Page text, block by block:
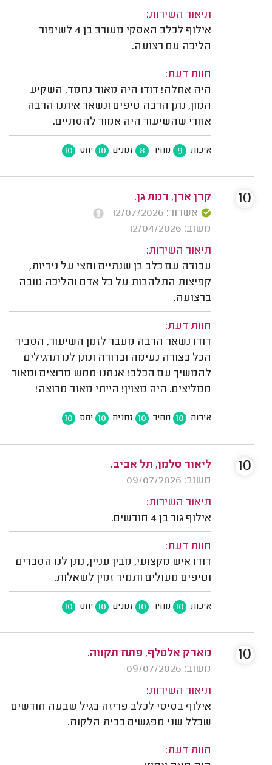
תיאור השירות:
אילוף לכלב האסקי מעורב בן 4 לשיפור
הליכה עם רצועה.
חוות דעת:
היה אחלה! דודו היה מאוד נחמד, השקיע
המון, נתן הרבה טיפים ונשאר איתנו הרבה
אחרי שהשיעור היה אמור להסתיים.
איכות 9 מחיר 8 זמנים 10 יחס 10
קרן ארן, רמת גן.
אשרור: 12/07/2026
משוב: 12/04/2026
תיאור השירות:
עבודה עם כלב בן שנתיים וחצי על נידיות,
קפיצות התלהבות על כל אדם והליכה טובה
ברצועה.
חוות דעת:
דודו נשאר הרבה מעבר לזמן השיעור, הסביר
הכל בצורה נעימה וברורה ונתן לנו תרגילים
להמשיך עם הכלב! אנחנו ממש מרוצים ומאוד
ממליצים. היה מצוין! הייתי מאוד מרוצה!
איכות 10 מחיר 10 זמנים 10 יחס 10
10
ליאור סלמן, תל אביב.
משוב: 09/07/2026
תיאור השירות:
אילוף גור בן 4 חודשים.
חוות דעת:
דודו איש מקצועי, מבין עניין, נתן לנו הסברים
וטיפים מעולים ותמיד זמין לשאלות.
איכות 10 מחיר 10 זמנים 10 יחס 10
10
מארק אלטלף, פתח תקווה.
משוב: 09/07/2026
תיאור השירות:
אילוף בסיסי לכלב פריזה בגיל שבעה חודשים
שכלל שני מפגשים בבית הלקוח.
חוות דעת:
10